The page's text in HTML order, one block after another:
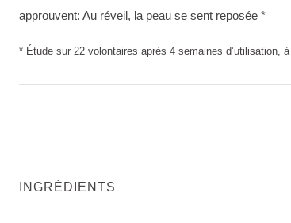
approuvent: Au réveil, la peau se sent reposée *
* Étude sur 22 volontaires après 4 semaines d’utilisation,
INGRÉDIENTS